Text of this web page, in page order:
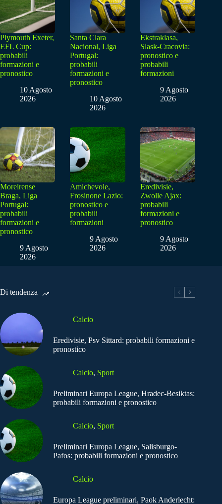
Plymouth Exeter,
EFL Cup:
probabili
formazioni e
pronostico
10 Agosto
2026
Santa Clara
Nacional, Liga
Portugal:
probabili
formazioni e
pronostico
10 Agosto
2026
Ekstraklasa,
Slask-Cracovia:
pronostico e
probabili
formazioni
9 Agosto
2026
Moreirense
Braga, Liga
Portugal:
probabili
formazioni e
pronostico
9 Agosto
2026
Amichevole,
Frosinone Lazio:
pronostico e
probabili
formazioni
9 Agosto
2026
Eredivisie,
Zwolle Ajax:
probabili
formazioni e
pronostico
9 Agosto
2026
Di tendenza
Calcio
Eredivisie, Psv Sittard: probabili formazioni e
pronostico
Calcio, Sport
Preliminari Europa League, Hradec-Besiktas:
probabili formazioni e pronostico
Calcio, Sport
Preliminari Europa League, Salisburgo-
Pafos: probabili formazioni e pronostico
Calcio
Europa League preliminari, Paok Anderlecht: